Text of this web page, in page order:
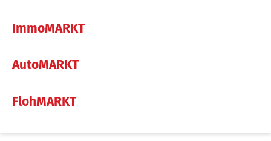
ImmoMARKT
AutoMARKT
FlohMARKT